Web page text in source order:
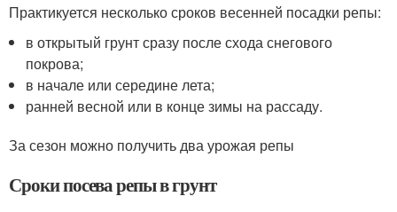
Практикуется несколько сроков весенней посадки репы:
в открытый грунт сразу после схода снегового
покрова;
в начале или середине лета;
ранней весной или в конце зимы на рассаду.
За сезон можно получить два урожая репы
Сроки посева репы в грунт